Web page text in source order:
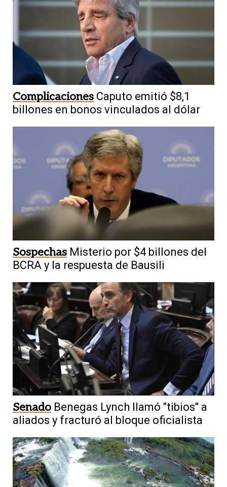
Complicaciones Caputo emitió $8,1
billones en bonos vinculados al dólar
Sospechas Misterio por $4 billones del
BCRA y la respuesta de Bausili
Senado Benegas Lynch llamó "tibios" a
aliados y fracturó al bloque oficialista